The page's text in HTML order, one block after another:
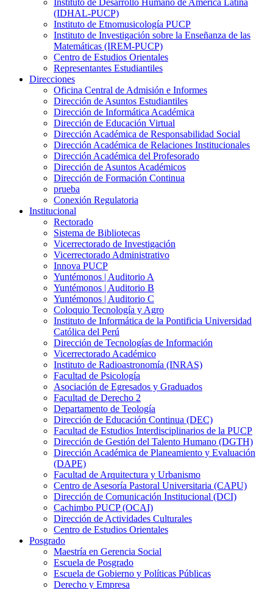
Instituto de Desarrollo Humano de América Latina
(IDHAL-PUCP)
Instituto de Etnomusicología PUCP
Instituto de Investigación sobre la Enseñanza de las
Matemáticas (IREM-PUCP)
Centro de Estudios Orientales
Representantes Estudiantiles
Direcciones
Oficina Central de Admisión e Informes
Dirección de Asuntos Estudiantiles
Dirección de Informática Académica
Dirección de Educación Virtual
Dirección Académica de Responsabilidad Social
Dirección Académica de Relaciones Institucionales
Dirección Académica del Profesorado
Dirección de Asuntos Académicos
Dirección de Formación Continua
prueba
Conexión Regulatoria
Institucional
Rectorado
Sistema de Bibliotecas
Vicerrectorado de Investigación
Vicerrectorado Administrativo
Innova PUCP
Yuntémonos | Auditorio A
Yuntémonos | Auditorio B
Yuntémonos | Auditorio C
Coloquio Tecnología y Agro
Instituto de Informática de la Pontificia Universidad
Católica del Perú
Dirección de Tecnologías de Información
Vicerrectorado Académico
Instituto de Radioastronomía (INRAS)
Facultad de Psicología
Asociación de Egresados y Graduados
Facultad de Derecho 2
Departamento de Teología
Dirección de Educación Continua (DEC)
Facultad de Estudios Interdisciplinarios de la PUCP
Dirección de Gestión del Talento Humano (DGTH)
Dirección Académica de Planeamiento y Evaluación
(DAPE)
Facultad de Arquitectura y Urbanismo
Centro de Asesoría Pastoral Universitaria (CAPU)
Dirección de Comunicación Institucional (DCI)
Cachimbo PUCP (OCAI)
Dirección de Actividades Culturales
Centro de Estudios Orientales
Posgrado
Maestría en Gerencia Social
Escuela de Posgrado
Escuela de Gobierno y Políticas Públicas
Derecho y Empresa